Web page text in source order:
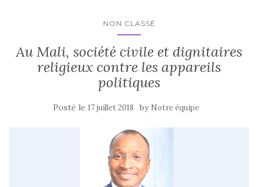
NON CLASSÉ
Au Mali, société civile et dignitaires
religieux contre les appareils
politiques
Posté le 17 juillet 2018 by Notre équipe